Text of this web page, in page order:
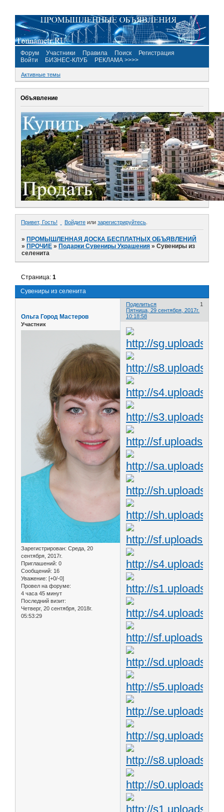
Форум Участники Правила Поиск
Регистрация
Войти
БИЗНЕС-КЛУБ РЕКЛАМА >>>>
Активные темы
Объявление
Привет, Гость! Войдите или зарегистрируйтесь
»ПРОМЫШЛЕННАЯ ДОСКА БЕСПЛАТНЫХ ОБЪЯВЛЕНИЙ
»ПРОЧИЕ »Подарки Сувениры Украшения »Сувениры из
селенита
Сувениры из селенита
Страница:1
Поделиться
1
Пятница, 29 сентября, 2017г.
10:18:58
Ольга Город Мастеров
Участник
Зарегистрирован: Среда, 20
сентября, 2017г.
Приглашений: 0
Сообщений: 16
Уважение: [+0/-0]
Провел на форуме:
4 часа 45 минут
Последний визит:
Четверг, 20 сентября, 2018г.
05:53:29